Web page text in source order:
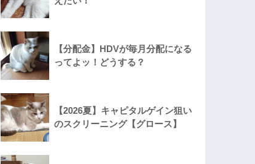
【分配金】HDVが毎月分配になる
ってよッ！どうする？
【2026夏】キャピタルゲイン狙い
のスクリーニング【グロース】